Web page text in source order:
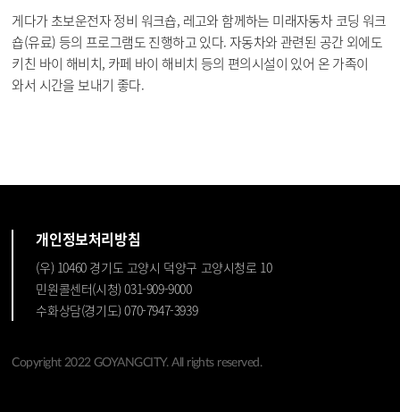
게다가 초보운전자 정비 워크숍, 레고와 함께하는 미래자동차 코딩 워크
숍(유료) 등의 프로그램도 진행하고 있다. 자동차와 관련된 공간 외에도
키친 바이 해비치, 카페 바이 해비치 등의 편의시설이 있어 온 가족이
와서 시간을 보내기 좋다.
개인정보처리방침
(우) 10460 경기도 고양시 덕양구 고양시청로 10
민원콜센터(시청) 031-909-9000
수화상담(경기도) 070-7947-3939
Copyright 2022 GOYANGCITY. All rights reserved.